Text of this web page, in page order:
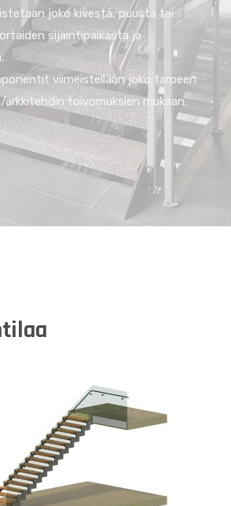
joko kivestä, puusta tai
sijaintipaikasta ja
viimeistellään joko tarpeen
arkkitehdin toivomuksien mukaan.